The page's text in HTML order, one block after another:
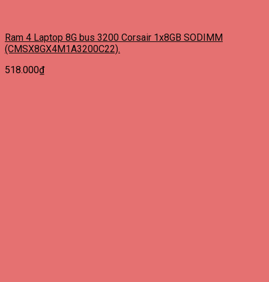
Ram 4 Laptop 8G bus 3200 Corsair 1x8GB SODIMM
(CMSX8GX4M1A3200C22).
518.000₫